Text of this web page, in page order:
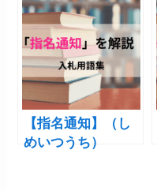
ょうさくせいかん
りょうつうち つど
いにん）
【指名通知】（し
めいつうち）